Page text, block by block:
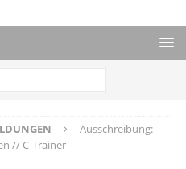
Ausschreibung:
// C-Trainer